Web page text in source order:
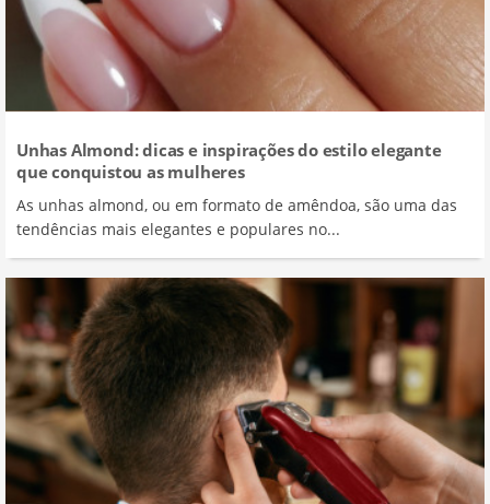
Unhas Almond: dicas e inspirações do estilo elegante
que conquistou as mulheres
As unhas almond, ou em formato de amêndoa, são uma das
tendências mais elegantes e populares no...